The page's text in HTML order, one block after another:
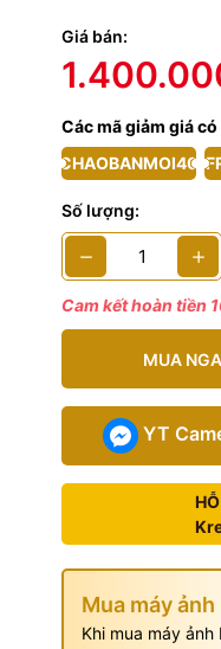
Giá bán:
Các mã giảm giá
CHAOBANMOI40
Số lượng:
Cam kết hoàn tiền
MUA
YT
Mua máy
Khi mua máy
bao gồm